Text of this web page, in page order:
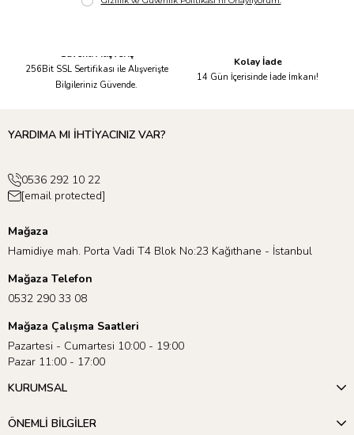
Kadar Kargolanır.
Taksit İmkanı!
Güvenli Alışveriş
256Bit SSL Sertifikası ile Alışverişte
Bilgileriniz Güvende.
Kolay İade
14 Gün İçerisinde İade İmkanı!
YARDIMA MI İHTİYACINIZ VAR?
0536 292 10 22
[email protected]
Mağaza
Hamidiye mah. Porta Vadi T4 Blok No:23 Kağıthane - İstanbul
Mağaza Telefon
0532 290 33 08
Mağaza Çalışma Saatleri
Pazartesi - Cumartesi 10:00 - 19:00
Pazar 11:00 - 17:00
KURUMSAL
ÖNEMLİ BİLGİLER